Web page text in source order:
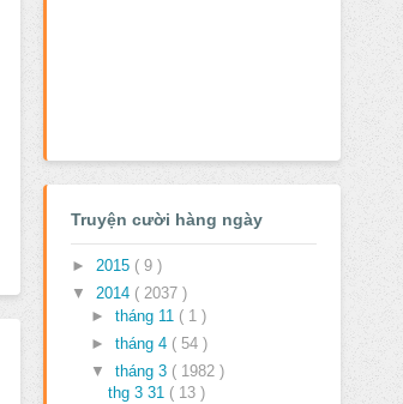
Truyện cười hàng ngày
► 2015 ( 9 )
▼ 2014 ( 2037 )
► tháng 11 ( 1 )
► tháng 4 ( 54 )
▼ tháng 3 ( 1982 )
thg 3 31 ( 13 )